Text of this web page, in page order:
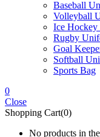
Baseball
Volleyball
Ice
Rugby
Goal
Softball
Sports Bag
0
Close
Shopping Cart(0)
No products in